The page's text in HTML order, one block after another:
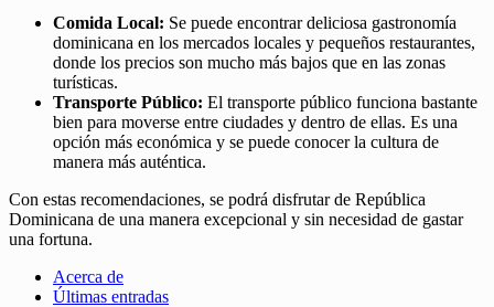
Comida Local: Se puede encontrar deliciosa gastronomía
dominicana en los mercados locales y pequeños restaurantes,
donde los precios son mucho más bajos que en las zonas
turísticas.
Transporte Público: El transporte público funciona bastante
bien para moverse entre ciudades y dentro de ellas. Es una
opción más económica y se puede conocer la cultura de
manera más auténtica.
Con estas recomendaciones, se podrá disfrutar de República
Dominicana de una manera excepcional y sin necesidad de gastar
una fortuna.
Acerca de
Últimas entradas